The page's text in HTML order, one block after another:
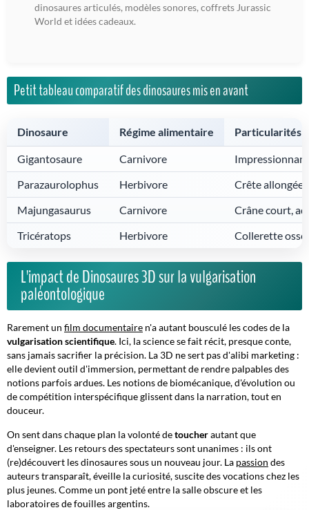
dinosaures articulés, modèles sonores, coffrets Jurassic
World et idées cadeaux.
Petit tableau comparatif des dinosaures mis en avant
Dinosaure Régime alimentaire Particularités
Gigantosaure Carnivore
Parazaurolophus
Herbivore
Crête
Majungasaurus
Carnivore
Crâne court,
Tricératops
Herbivore Collerette
L'impact de Dinosaures 3D sur la vulgarisation
paléontologique
Rarement un film documentaire n'a autant bousculé les codes de la
vulgarisation scientifique. Ici, la science se fait récit, presque conte,
sans jamais sacrifier la précision. La 3D ne sert pas d'alibi marketing :
elle devient outil d'immersion, permettant de rendre palpables des
notions parfois ardues. Les notions de biomécanique, d'évolution ou
de compétition interspécifique glissent dans la narration, tout en
douceur.
On sent dans chaque plan la volonté detoucherautant que
d'enseigner. Les retours des spectateurs sont unanimes : ils ont
(re)découvert les dinosaures sous un nouveau jour. La passion des
auteurs transparaît, éveille la curiosité, suscite des vocations chez les
plus jeunes. Comme un pont jeté entre la salle obscure et les
laboratoires de fouilles argentins.